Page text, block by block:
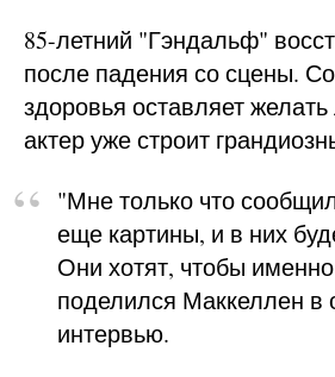
85-летний "Гэндальф"
после падения со сцены.
здоровья оставляет
актер уже строит
"Мне только что
еще картины, и в них
Они хотят, чтобы
поделился Маккеллен в
интервью.